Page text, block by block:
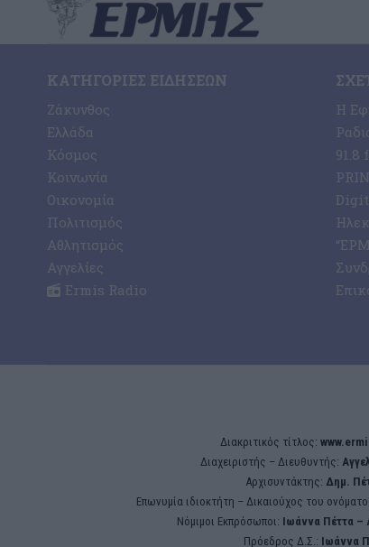
ΚΑΤΗΓΟΡΊΕΣ ΕΙΔΉΣΕΩΝ
Ζάκυνθος
Ελλάδα
Κόσμος
Κοινωνία
Οικονομία
Πολιτισμός
Αθλητισμός
Αγγελίες
Ermis Radio
Η
91.8
Διακριτικός τίτλος:
Διαχειριστής – Διευθυντής:
Αρχισυντάκτης: Δημ.
Επωνυμία ιδιοκτήτη – Δικαιούχος του
Νόμιμοι Εκπρόσωποι: Iωάννα Πέττα –
Πρόεδρος Δ.Σ.: Iωάννα